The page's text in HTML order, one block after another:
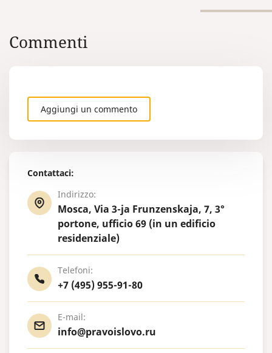
Contattaci:
Indirizzo:
Mosca, Via 3-ja Frunzenskaja, 7, 3°
portone, ufficio 69 (in un edificio
residenziale)
Telefoni:
+7 (495) 955-91-80
E-mail:
info@pravoislovo.ru
Commenti
Aggiungi un commento